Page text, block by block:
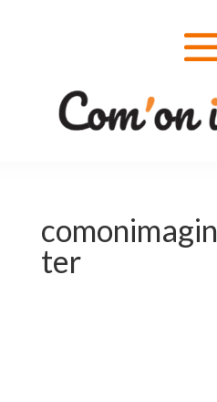
ter